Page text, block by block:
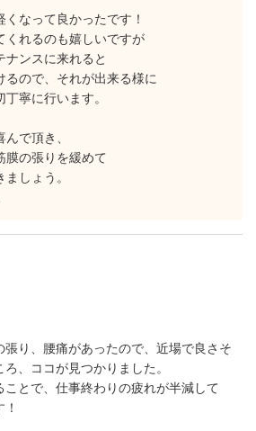
なって良かったです！
くれるのも嬉しいですが
ナンスに来れると
るので、それが出来る様に
寧に行います。
で頂き、
膜の張りを緩めて
しょう。
り、腰痛があったので、近場で良さそ
、ココが見つかりました。
とで、仕事終わりの疲れが半減して